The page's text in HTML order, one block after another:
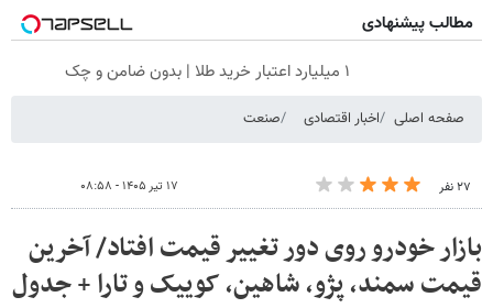
مطالب پیشنهادی
۱ میلیارد اعتبار خرید طلا | بدون ضامن و چک
صفحه اصلی اخبار اقتصادی صنعت
۲۷ نفر ۱۷ تیر ۱۴۰۵ - ۰۸:۵۸
بازار خودرو روی دور تغییر قیمت افتاد/ آخرین
قیمت سمند، پژو، شاهین، کوییک و تارا + جدول